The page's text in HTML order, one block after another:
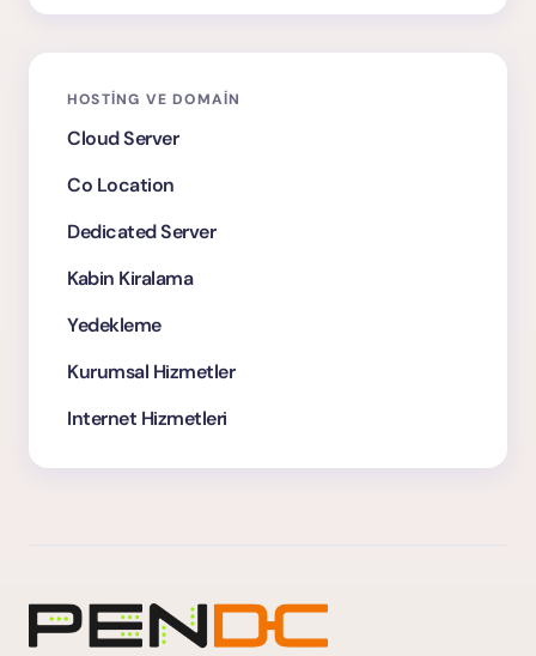
HOSTING VE DOMAIN
Cloud Server
Co Location
Dedicated Server
Kabin Kiralama
Yedekleme
Kurumsal Hizmetler
Internet Hizmetleri